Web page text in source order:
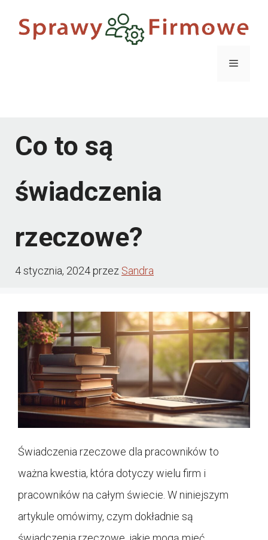
Menu
Co to są
świadczenia
rzeczowe?
4 stycznia, 2024przez Sandra
Świadczenia rzeczowe dla pracowników to
ważna kwestia, która dotyczy wielu firm i
pracowników na całym świecie. W niniejszym
artykule omówimy, czym dokładnie są